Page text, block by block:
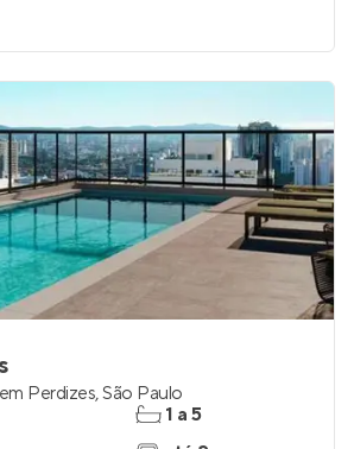
em Perdizes,São Paulo
1 a 5